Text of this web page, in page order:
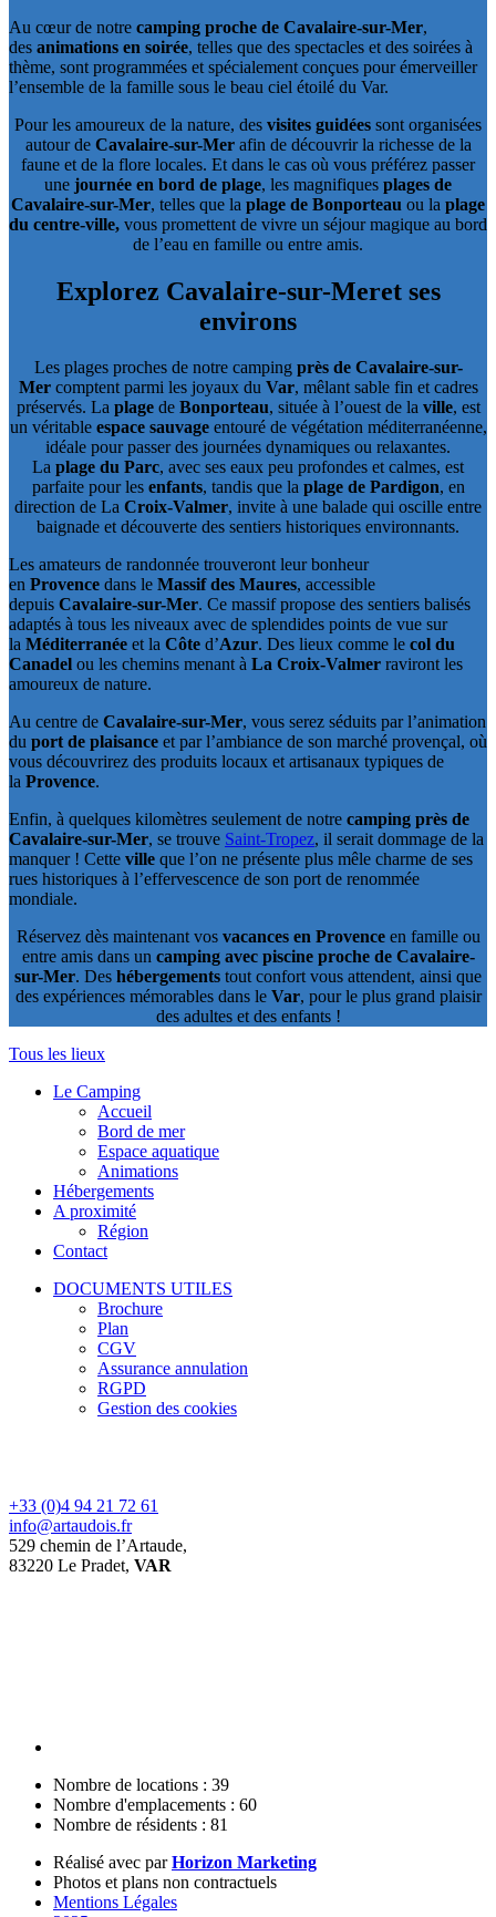
Au cœur de notre camping proche de Cavalaire-sur-Mer,
des animations en soirée, telles que des spectacles et des soirées à
thème, sont programmées et spécialement conçues pour émerveiller
l’ensemble de la famille sous le beau ciel étoilé du Var.
Pour les amoureux de la nature, des visites guidées sont organisées
autour de Cavalaire-sur-Merafin de découvrir la richesse de la
faune et de la flore locales. Et dans le cas où vous préférez passer
une journée en bord de plage, les magnifiques plages de
Cavalaire-sur-Mer, telles que la plage de Bonporteau ou la plage
du centre-ville, vous promettent de vivre un séjour magique au bord
de l’eau en famille ou entre amis.
Explorez Cavalaire-sur-Meret ses
environs
Les plages proches de notre campingprès de Cavalaire-sur-
Mercomptent parmi les joyaux du Var, mêlant sable fin et cadres
préservés. La plagede Bonporteau, située à l’ouest de la ville, est
un véritable espace sauvageentouré de végétation méditerranéenne,
idéale pour passer des journées dynamiques ou relaxantes.
La plage du Parc, avec ses eaux peu profondes et calmes, est
parfaite pour les enfants, tandis que la plage de Pardigon, en
direction de La Croix-Valmer, invite à une balade qui oscille entre
baignade et découverte des sentiers historiques environnants.
Les amateurs de randonnée trouveront leur bonheur
en Provence dans le Massif des Maures, accessible
depuis Cavalaire-sur-Mer. Ce massif propose des sentiers balisés
adaptés à tous les niveaux avec de splendides points de vue sur
la Méditerranée et la Côte d’Azur. Des lieux comme le col du
Canadel ou les chemins menant à La Croix-Valmer raviront les
amoureux de nature.
Au centre de Cavalaire-sur-Mer, vous serez séduits par l’animation
du port de plaisance et par l’ambiance de son marché provençal, où
vous découvrirez des produits locaux et artisanaux typiques de
la Provence.
Enfin, à quelques kilomètres seulement de notre camping près de
Cavalaire-sur-Mer, se trouve Saint-Tropez, il serait dommage de la
manquer ! Cette ville que l’on ne présente plus mêle charme de ses
rues historiques à l’effervescence de son port de renommée
mondiale.
Réservez dès maintenant vos vacances en Provenceen famille ou
entre amis dans un camping avec piscine proche de Cavalaire-
sur-Mer. Des hébergements tout confort vous attendent, ainsi que
des expériences mémorables dans le Var, pour le plus grand plaisir
des adultes et des enfants !
Tous les lieux
Le Camping
Accueil
Bord de mer
Espace aquatique
Animations
Hébergements
A proximité
Région
Contact
DOCUMENTS UTILES
Brochure
Plan
CGV
Assurance annulation
RGPD
Gestion des cookies
+33 (0)4 94 21 72 61
info@artaudois.fr
529 chemin de l’Artaude,
83220 Le Pradet, VAR
Nombre de locations : 39
Nombre d'emplacements : 60
Nombre de résidents : 81
Réalisé avec parHorizon Marketing
Photos et plans non contractuels
Mentions Légales